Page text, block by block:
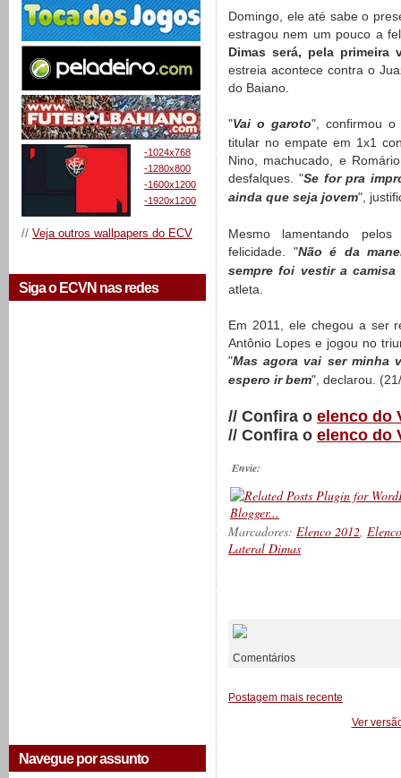
-1024x768
-1280x800
-1600x1200
-1920x1200
// Veja outros wallpapers do ECV
Siga o ECVN nas redes
Navegue por assunto
Domingo, ele até sabe o
estragou nem um pouco a
Dimas será, pela
estreia acontece contra o
do Baiano.
"Vai o garoto", confirmou o
titular no empate em 1x1
Nino, machucado, e
desfalques. "Se for pra
ainda que seja jovem",
Mesmo lamentando
felicidade. "Não é da
sempre foi vestir a
atleta.
Em 2011, ele chegou a ser
Antônio Lopes e jogou no
"Mas agora vai ser minha
espero ir bem", declarou.
// Confira o elenco do
// Confira o elenco do
Envie:
Marcadores: Elenco 2012,
Lateral Dimas
Comentários
Postagem mais recente
Ver